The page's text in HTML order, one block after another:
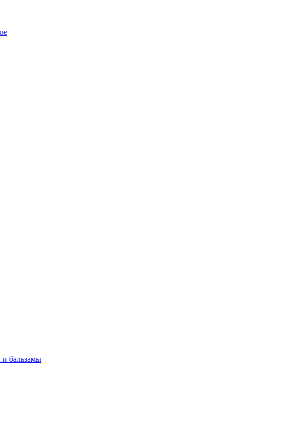
бальзамы